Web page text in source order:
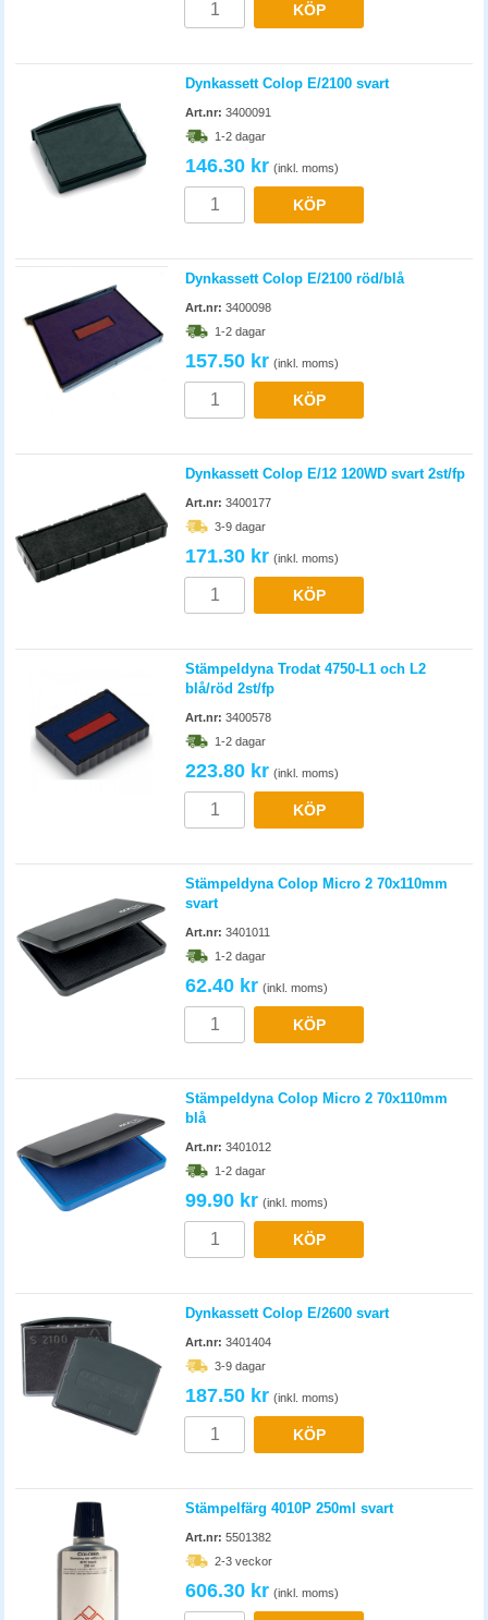
KÖP
Dynkassett Colop E/2100 svart
Art.nr: 3400091
1-2 dagar
146.30 kr (inkl. moms)
KÖP
Dynkassett Colop E/2100 röd/blå
Art.nr: 3400098
1-2 dagar
157.50 kr (inkl. moms)
KÖP
Dynkassett Colop E/12 120WD svart 2st/fp
Art.nr: 3400177
3-9 dagar
171.30 kr (inkl. moms)
KÖP
Stämpeldyna Trodat 4750-L1 och L2
blå/röd 2st/fp
Art.nr: 3400578
1-2 dagar
223.80 kr (inkl. moms)
KÖP
Stämpeldyna Colop Micro 2 70x110mm
svart
Art.nr: 3401011
1-2 dagar
62.40 kr (inkl. moms)
KÖP
Stämpeldyna Colop Micro 2 70x110mm
blå
Art.nr: 3401012
1-2 dagar
99.90 kr (inkl. moms)
KÖP
Dynkassett Colop E/2600 svart
Art.nr: 3401404
3-9 dagar
187.50 kr (inkl. moms)
KÖP
Stämpelfärg 4010P 250ml svart
Art.nr: 5501382
2-3 veckor
606.30 kr (inkl. moms)